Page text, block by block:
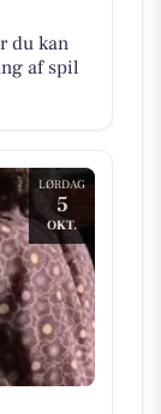
du kan
af spil
LØRDAG
5
OKT.